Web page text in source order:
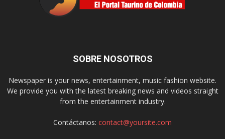
SOBRE NOSOTROS
Newspaper is your news, entertainment, music fashion website.
We provide you with the latest breaking news and videos straight
from the entertainment industry.
Contáctanos: contact@yoursite.com